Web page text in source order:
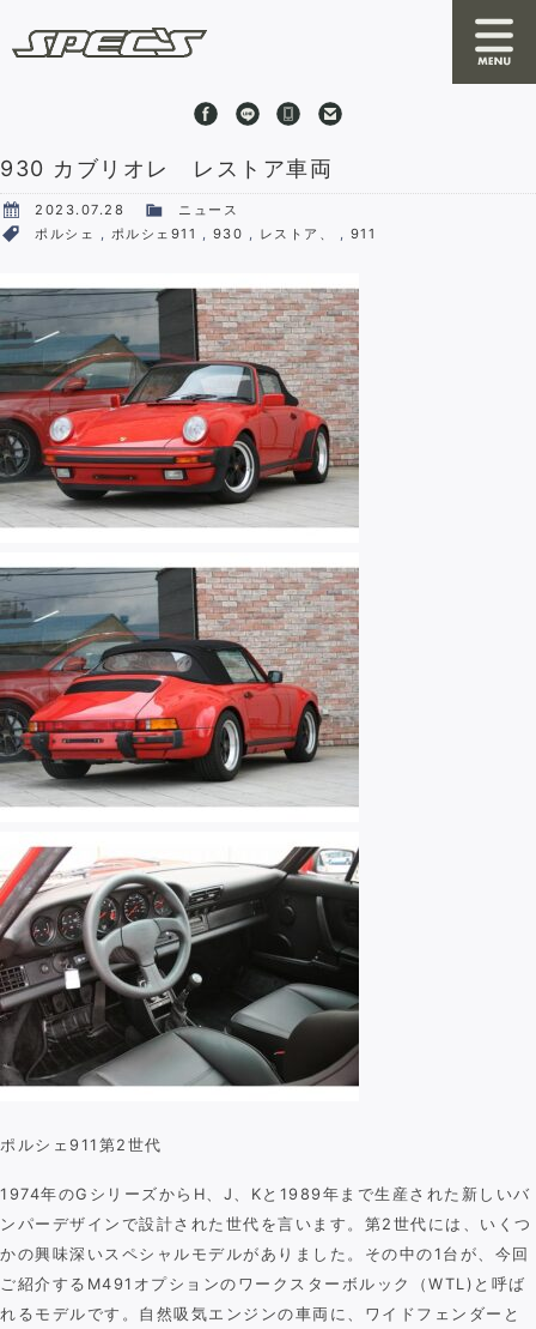
News
About SPEC'S
By S
RRC
Online Shop
Stock Cars
Shop Information
Contact
930 カブリオレ レストア車両
2023.07.28
ニュース
ポルシェ
ポルシェ911 930 レストア、 911
ポルシェ911第2世代
1974年のGシリーズからH、J、Kと1989年まで生産された新しいバ
ンパーデザインで設計された世代を言います。第2世代には、いくつ
かの興味深いスペシャルモデルがありました。その中の1台が、今回
ご紹介するM491オプションのワークスターボルック（WTL)と呼ば
れるモデルです。自然吸気エンジンの車両に、ワイドフェンダーと